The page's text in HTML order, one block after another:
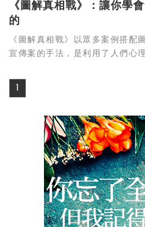
《圖解真相戰》：讓你學
的
《圖解真相戰》以眾多案例搭配
宣傳案的手法，是利用了人們心
1